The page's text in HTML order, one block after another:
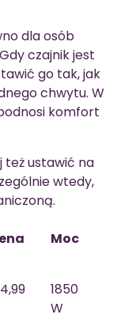
dla osób
czajnik jest
go tak, jak
chwytu. W
komfort
też ustawić na
wtedy,
Moc
1850
W